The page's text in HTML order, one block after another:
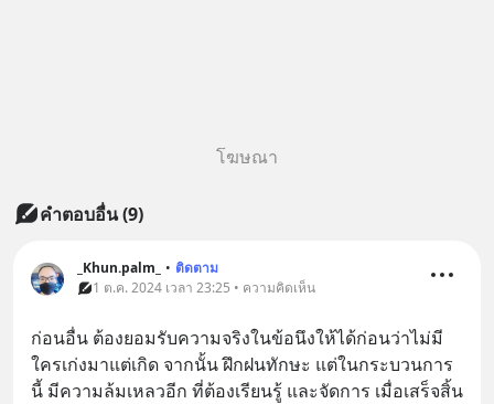
โฆษณา
คำตอบอื่น(9)
_Khun.palm_ • ติดตาม
1 ต.ค. 2024 เวลา 23:25 • ความคิดเห็น
ก่อนอื่น ต้องยอมรับความจริงในข้อนึงให้ได้ก่อนว่าไม่มี
ใครเก่งมาแต่เกิด จากนั้น ฝึกฝนทักษะ แต่ในกระบวนการ
นี้ มีความล้มเหลวอีก ที่ต้องเรียนรู้ และจัดการ เมื่อเสร็จสิ้น